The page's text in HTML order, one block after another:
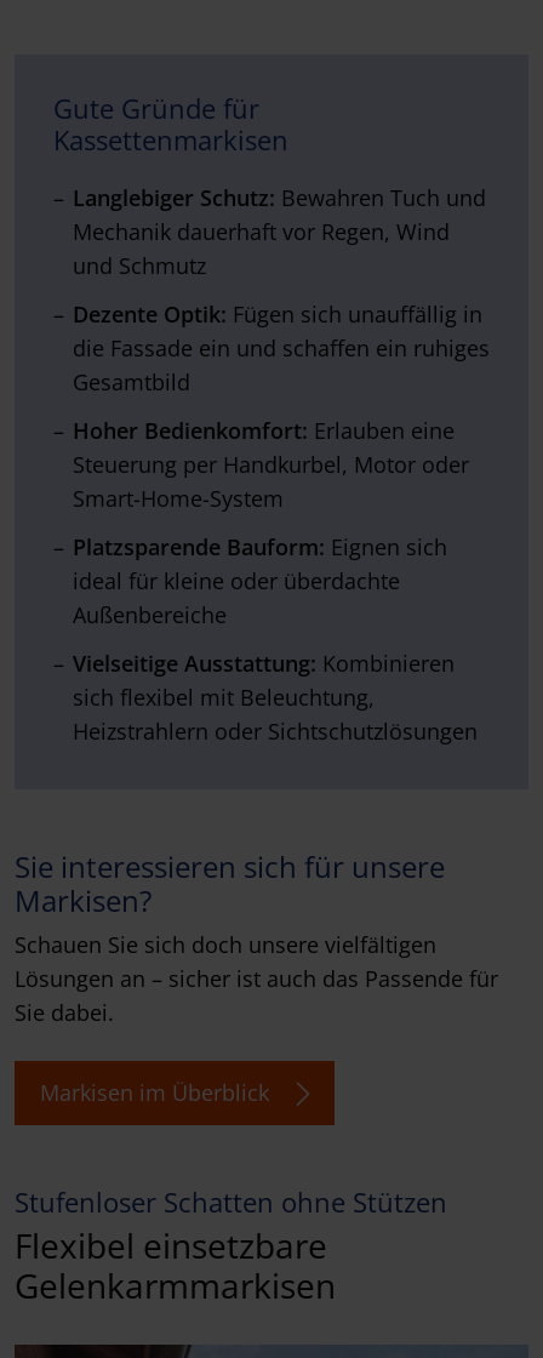
Gute Gründe für
Kassettenmarkisen
Langlebiger Schutz: Bewahren Tuch und
Mechanik dauerhaft vor Regen, Wind
und Schmutz
Dezente Optik: Fügen sich unauffällig in
die Fassade ein und schaffen ein ruhiges
Gesamtbild
Hoher Bedienkomfort: Erlauben eine
Steuerung per Handkurbel, Motor oder
Smart-Home-System
Platzsparende Bauform: Eignen sich
ideal für kleine oder überdachte
Außenbereiche
Vielseitige Ausstattung: Kombinieren
sich flexibel mit Beleuchtung,
Heizstrahlern oder Sichtschutzlösungen
Sie interessieren sich für unsere
Markisen?
Schauen Sie sich doch unsere vielfältigen
Lösungen an – sicher ist auch das Passende für
Sie dabei.
Markisen im Überblick
Stufenloser Schatten ohne Stützen
Flexibel einsetzbare
Gelenkarmmarkisen